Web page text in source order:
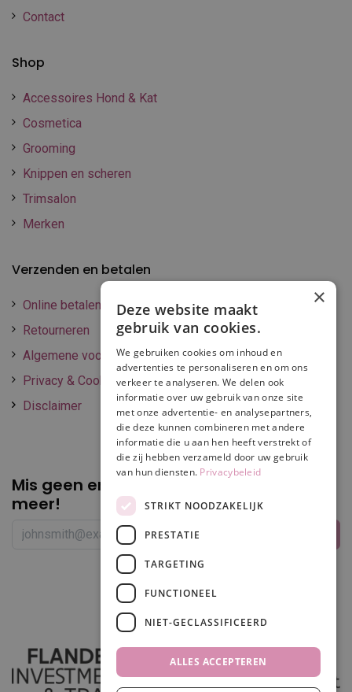
Contact
Shop
Accessoires Hond & Kat
Cosmetica
Grooming
Knippen en scheren
Trimsalon
Merken
Verzenden en betalen
Online betalen
Retourneren
Algemene voorwaarden
Privacy & Cookie policy
Disclaimer
Mis geen enkele
promotie of korting
meer!
×
Deze website maakt
gebruik van cookies.
We gebruiken cookies om inhoud en
advertenties te personaliseren en om ons
verkeer te analyseren. We delen ook
informatie over uw gebruik van onze site
met onze advertentie- en analysepartners,
die deze kunnen combineren met andere
informatie die u aan hen heeft verstrekt of
die zij hebben verzameld door uw gebruik
van hun diensten. Privacybeleid
STRIKT NOODZAKELIJK
PRESTATIE
TARGETING
FUNCTIONEEL
NIET-GECLASSIFICEERD
ALLES ACCEPTEREN